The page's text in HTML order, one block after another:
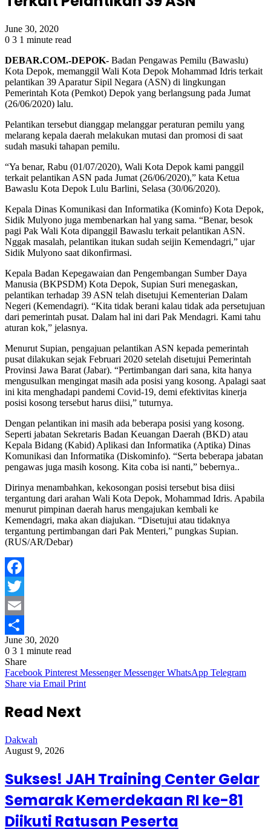
June 30, 2020
0 3 1 minute read
DEBAR.COM.-DEPOK- Badan Pengawas Pemilu (Bawaslu)
Kota Depok, memanggil Wali Kota Depok Mohammad Idris terkait
pelantikan 39 Aparatur Sipil Negara (ASN) di lingkungan
Pemerintah Kota (Pemkot) Depok yang berlangsung pada Jumat
(26/06/2020) lalu.
Pelantikan tersebut dianggap melanggar peraturan pemilu yang
melarang kepala daerah melakukan mutasi dan promosi di saat
sudah masuki tahapan pemilu.
“Ya benar, Rabu (01/07/2020), Wali Kota Depok kami panggil
terkait pelantikan ASN pada Jumat (26/06/2020),” kata Ketua
Bawaslu Kota Depok Lulu Barlini, Selasa (30/06/2020).
Kepala Dinas Komunikasi dan Informatika (Kominfo) Kota Depok,
Sidik Mulyono juga membenarkan hal yang sama. “Benar, besok
pagi Pak Wali Kota dipanggil Bawaslu terkait pelantikan ASN.
Nggak masalah, pelantikan itukan sudah seijin Kemendagri,” ujar
Sidik Mulyono saat dikonfirmasi.
Kepala Badan Kepegawaian dan Pengembangan Sumber Daya
Manusia (BKPSDM) Kota Depok, Supian Suri menegaskan,
pelantikan terhadap 39 ASN telah disetujui Kementerian Dalam
Negeri (Kemendagri). “Kita tidak berani kalau tidak ada persetujuan
dari pemerintah pusat. Dalam hal ini dari Pak Mendagri. Kami tahu
aturan kok,” jelasnya.
Menurut Supian, pengajuan pelantikan ASN kepada pemerintah
pusat dilakukan sejak Februari 2020 setelah disetujui Pemerintah
Provinsi Jawa Barat (Jabar). “Pertimbangan dari sana, kita hanya
mengusulkan mengingat masih ada posisi yang kosong. Apalagi saat
ini kita menghadapi pandemi Covid-19, demi efektivitas kinerja
posisi kosong tersebut harus diisi,” tuturnya.
Dengan pelantikan ini masih ada beberapa posisi yang kosong.
Seperti jabatan Sekretaris Badan Keuangan Daerah (BKD) atau
Kepala Bidang (Kabid) Aplikasi dan Informatika (Aptika) Dinas
Komunikasi dan Informatika (Diskominfo). “Serta beberapa jabatan
pengawas juga masih kosong. Kita coba isi nanti,” bebernya..
Dirinya menambahkan, kekosongan posisi tersebut bisa diisi
tergantung dari arahan Wali Kota Depok, Mohammad Idris. Apabila
menurut pimpinan daerah harus mengajukan kembali ke
Kemendagri, maka akan diajukan. “Disetujui atau tidaknya
tergantung pertimbangan dari Pak Menteri,” pungkas Supian.
(RUS/AR/Debar)
Facebook
Twitter
Email
Share
June 30, 2020
0 3 1 minute read
Share
Facebook Pinterest Messenger Messenger WhatsApp Telegram
Share via Email Print
Read Next
Dakwah
August 9, 2026
Sukses! JAH Training Center Gelar
Semarak Kemerdekaan RI ke-81
Diikuti Ratusan Peserta